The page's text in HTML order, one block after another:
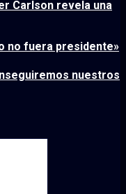
Carlson revela una
no fuera presidente»
nuestros